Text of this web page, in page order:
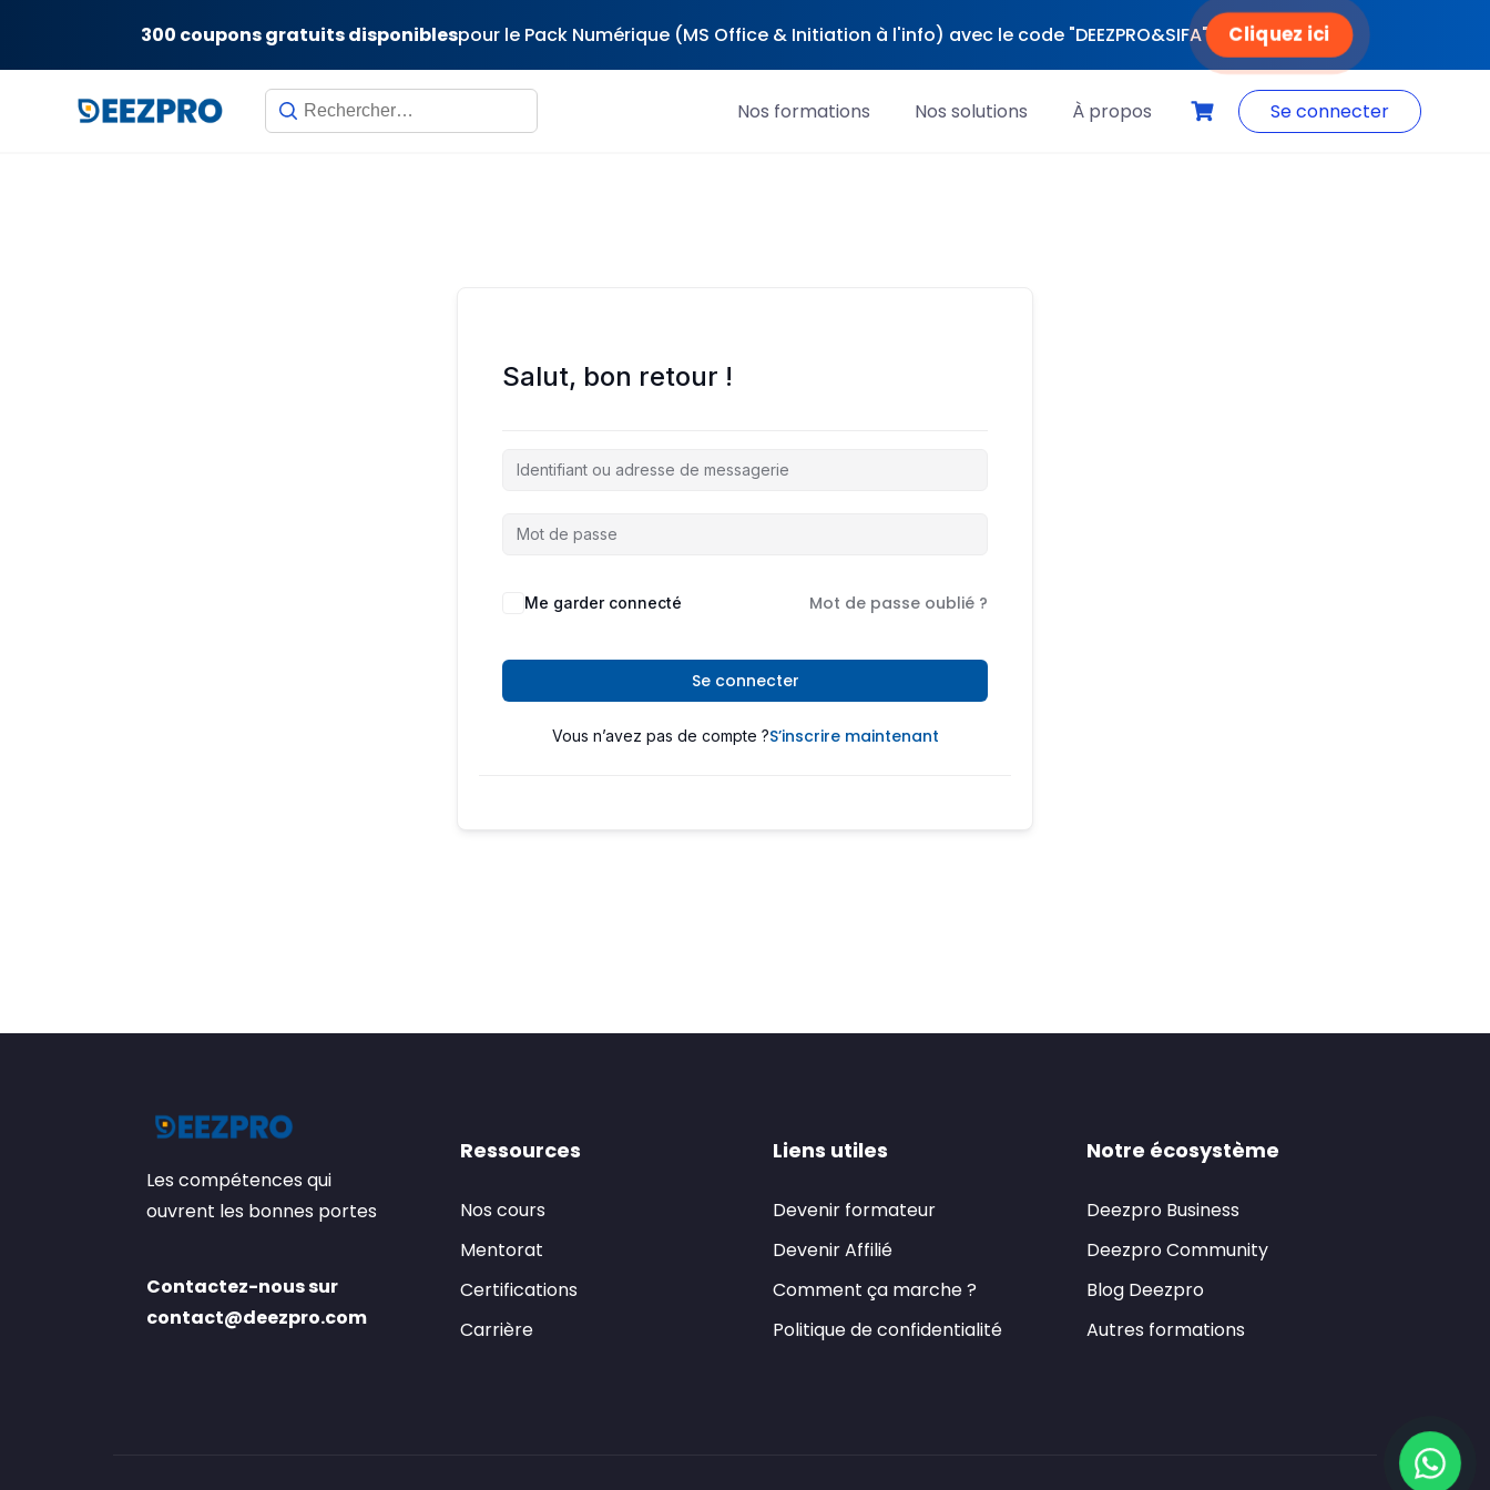
300 coupons gratuits disponiblespour le Pack Numérique (MS Office & Initiation à l'info) avec le code "DEEZPRO&SIFA" Cliquez ici
Nos formations Nos solutions À propos Se connecter
Salut, bon retour !
Me garder connecté Mot de passe oublié ?
Se connecter
Vous n’avez pas de compte ?S’inscrire maintenant
Les compétences qui
ouvrent les bonnes portes
Contactez-nous sur
contact@deezpro.com
Ressources
Nos cours
Mentorat
Certifications
Carrière
Liens utiles
Devenir formateur
Devenir Affilié
Comment ça marche ?
Politique de confidentialité
Notre écosystème
Deezpro Business
Deezpro Community
Blog Deezpro
Autres formations